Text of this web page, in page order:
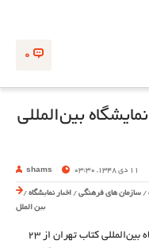
0
بین‌المللی
shams 11 دی 1348, 03:30
/ سازمان های فرهنگی / اخبار نمایشگاه /
بین الملل
سی‌وهفتمین نمایشگاه بین‌المللی کتاب تهران از ۲۳